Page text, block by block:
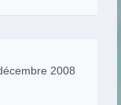
2008